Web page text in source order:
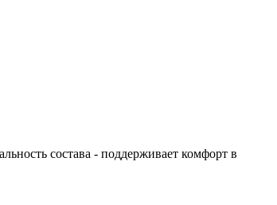
состава - поддерживает комфорт в